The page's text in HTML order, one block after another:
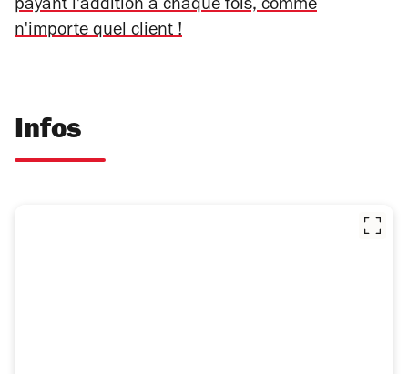
payant l'addition à chaque fois, comme
n'importe quel client !
Infos